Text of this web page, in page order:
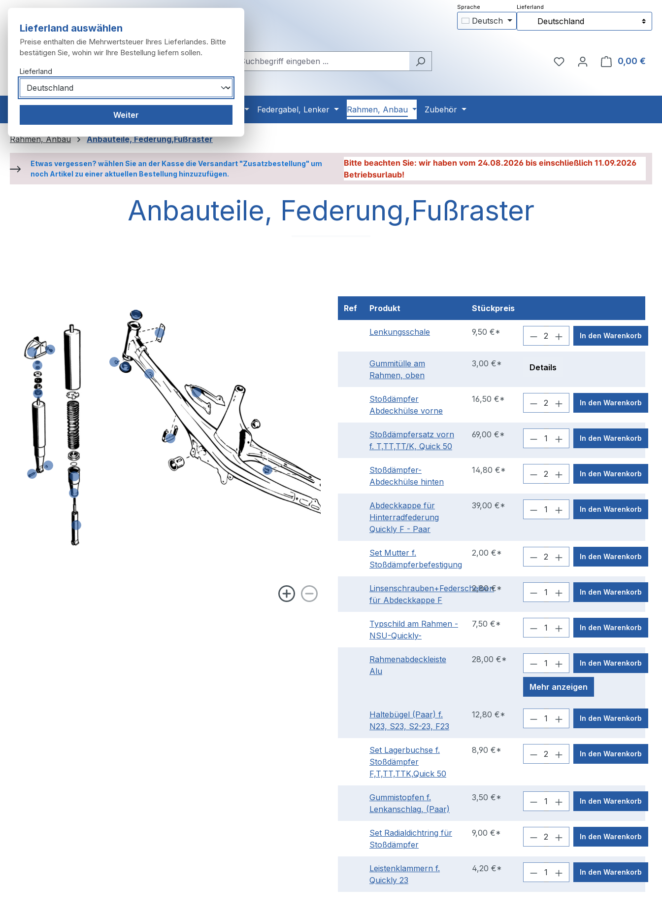
Deutsch
Deutschland
Du hast 0 Produkte auf
0,00 €
Federgabel, Lenker Rahmen, Anbau Zubehör
Rahmen, Anbau Anbauteile, Federung,Fußraster
Etwas vergessen? wählen Sie an der Kasse die Versandart "Zusatzbestellung" um
noch Artikel zu einer aktuellen Bestellung hinzuzufügen.
Bitte beachten Sie: wir haben vom 24.08.2026 bis einschließlich 11.09.2026
Betriebsurlaub!
Anbauteile, Federung,Fußraster
Ref Produkt Stückpreis
Lenkungsschale 9,50 €* In den Warenkorb
Gummitülle am
Rahmen, oben
3,00 €* Details
Stoßdämpfer
Abdeckhülse vorne
16,50 €* In den Warenkorb
Stoßdämpfersatz vorn
f. T,TT,TT/K, Quick 50
69,00 €* In den Warenkorb
Stoßdämpfer-
Abdeckhülse hinten
14,80 €* In den Warenkorb
Abdeckkappe für
Hinterradfederung
Quickly F - Paar
39,00 €* In den Warenkorb
Set Mutter f.
Stoßdämpferbefestigung
2,00 €* In den Warenkorb
Linsenschrauben+Federscheiben
für Abdeckkappe F
2,80 €* In den Warenkorb
Typschild am Rahmen -
NSU-Quickly-
7,50 €* In den Warenkorb
Rahmenabdeckleiste
Alu
28,00 €* In den Warenkorb
Mehr anzeigen
Haltebügel (Paar) f.
N23, S23, S2-23, F23
12,80 €* In den Warenkorb
Set Lagerbuchse f.
Stoßdämpfer
F,T,TT,TTK,Quick 50
8,90 €* In den Warenkorb
Gummistopfen f.
Lenkanschlag, (Paar)
3,50 €* In den Warenkorb
Set Radialdichtring für
Stoßdämpfer
9,00 €* In den Warenkorb
Leistenklammern f.
Quickly 23
4,20 €* In den Warenkorb
Lieferland auswählen
Preise enthalten die Mehrwertsteuer Ihres Lieferlandes. Bitte
bestätigen Sie, wohin wir Ihre Bestellung liefern sollen.
Lieferland
Weiter